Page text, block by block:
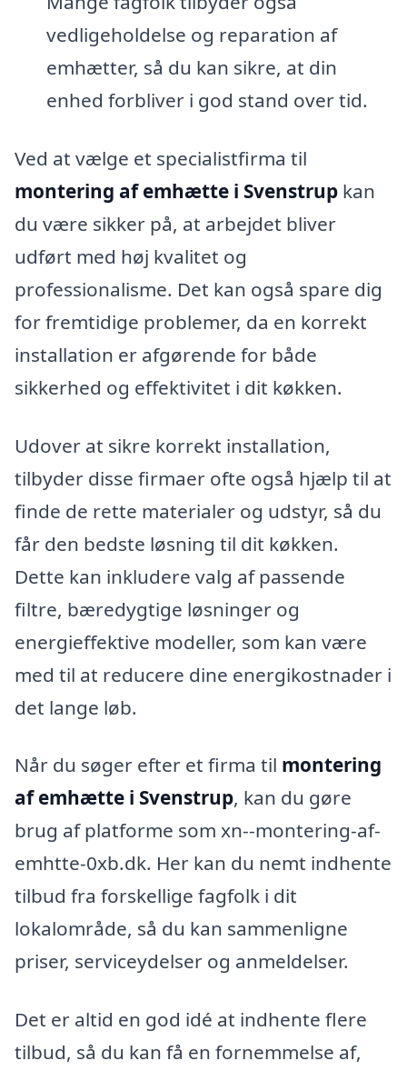
vedligeholdelse og reparation af
emhætter, så du kan sikre, at din
enhed forbliver i god stand over tid.
Ved at vælge et specialistfirma til
montering af emhætte i Svenstrup kan
du være sikker på, at arbejdet bliver
udført med høj kvalitet og
professionalisme. Det kan også spare dig
for fremtidige problemer, da en korrekt
installation er afgørende for både
sikkerhed og effektivitet i dit køkken.
Udover at sikre korrekt installation,
tilbyder disse firmaer ofte også hjælp til at
finde de rette materialer og udstyr, så du
får den bedste løsning til dit køkken.
Dette kan inkludere valg af passende
filtre, bæredygtige løsninger og
energieffektive modeller, som kan være
med til at reducere dine energikostnader i
det lange løb.
Når du søger efter et firma til montering
af emhætte i Svenstrup, kan du gøre
brug af platforme som xn--montering-af-
emhtte-0xb.dk. Her kan du nemt indhente
tilbud fra forskellige fagfolk i dit
lokalområde, så du kan sammenligne
priser, serviceydelser og anmeldelser.
Det er altid en god idé at indhente flere
tilbud, så du kan få en fornemmelse af,